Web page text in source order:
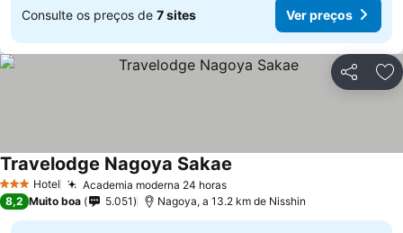
Consulte os preços de 7 sites Ver preços
Partilhar
3 EstrelasHotel Academia moderna 24 horas
Travelodge Nagoya Sakae
8,2 Muito boa 5.051 Nagoya, a 13.2 km de Nisshin